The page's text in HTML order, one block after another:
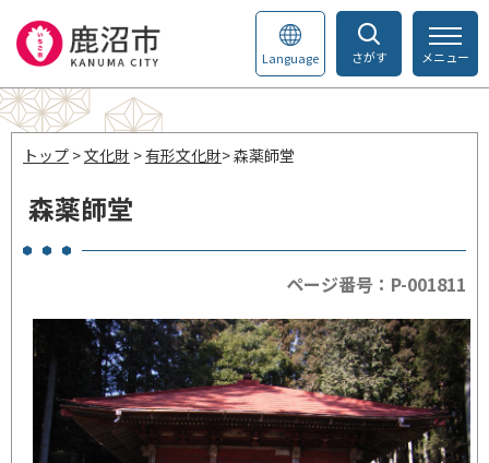
さがす
Language メニュー
トップ >文化財 >有形文化財> 森薬師堂
森薬師堂
ページ番号：P-001811